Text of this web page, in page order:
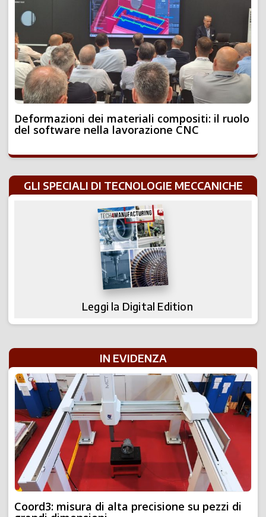
Deformazioni dei materiali compositi: il ruolo
del software nella lavorazione CNC
GLI SPECIALI DI TECNOLOGIE MECCANICHE
Leggi la Digital Edition
IN EVIDENZA
Coord3: misura di alta precisione su pezzi di